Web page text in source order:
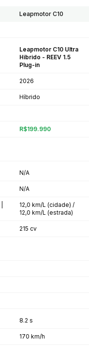
Leapmotor C10
Leapmotor C10 Ultra
Híbrido - REEV 1.5
Plug-in
2026
Híbrido
R$199.990
N/A
N/A
12,0 km/L (cidade) /
12,0 km/L (estrada)
215 cv
8.2 s
170 km/h